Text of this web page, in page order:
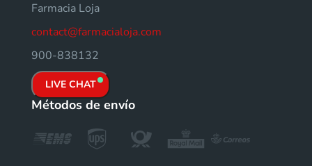
Farmacia Loja
contact@farmacialoja.com
900-838132
LIVE CHAT
Métodos de envío